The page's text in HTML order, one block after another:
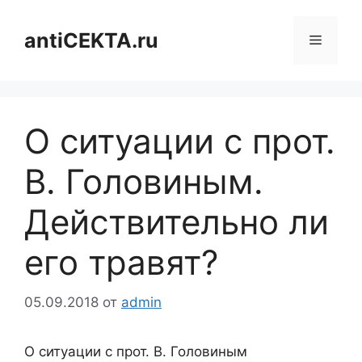
содержимому
antiCEKTA.ru Меню
О ситуации с прот.
В. Головиным.
Действительно ли
его травят?
05.09.2018 от admin
О ситуации с прот. В. Головиным